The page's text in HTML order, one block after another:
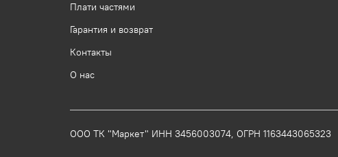
Плати частями
Гарантия и возврат
Контакты
О нас
ООО ТК "Маркет" ИНН 3456003074, ОГРН 1163443065323